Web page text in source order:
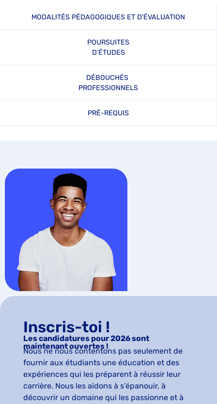
MODALITÉS PÉDAGOGIQUES ET D’ÉVALUATION
POURSUITES
D’ÉTUDES
DÉBOUCHÉS
PROFESSIONNELS
PRÉ-REQUIS
Inscris-toi !
Les candidatures pour 2026 sont
maintenant ouvertes !
Nous ne nous contentons pas seulement de
fournir aux étudiants une éducation et des
expériences qui les préparent à réussir leur
carrière. Nous les aidons à s’épanouir, à
découvrir un domaine qui les passionne et à